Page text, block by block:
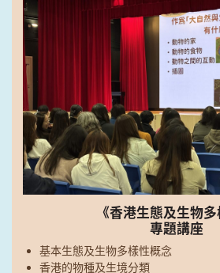
《香港生態及生物多
專題講座
基本生態及生物多樣性概念
香港的物種及生境分類